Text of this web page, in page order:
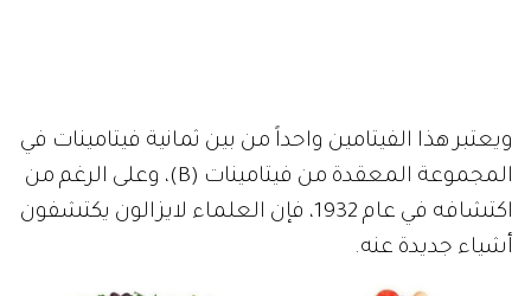
ويعتبر هذا الفيتامين واحداً من بين ثمانية فيتامينات في
المجموعة المعقدة من فيتامينات (B)، وعلى الرغم من
اكتشافه في عام 1932، فإن العلماء لايزالون يكتشفون
أشياء جديدة عنه.